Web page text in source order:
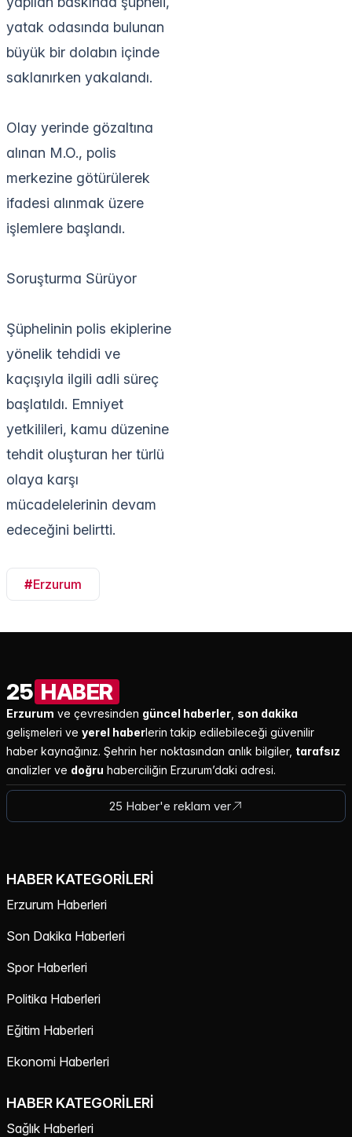
yatak odasında bulunan
büyük bir dolabın içinde
saklanırken yakalandı.
Olay yerinde gözaltına
alınan M.O., polis
merkezine götürülerek
ifadesi alınmak üzere
işlemlere başlandı.
Soruşturma Sürüyor
Şüphelinin polis ekiplerine
yönelik tehdidi ve
kaçışıyla ilgili adli süreç
başlatıldı. Emniyet
yetkilileri, kamu düzenine
tehdit oluşturan her türlü
olaya karşı
mücadelelerinin devam
edeceğini belirtti.
#Erzurum
25 HABER
Erzurum ve çevresinden güncel haberler son dakika
gelişmeleri ve yerel haberlerin takip edilebileceği güvenilir
haber kaynağınız. Şehrin her noktasından anlık bilgiler, tarafsız
analizler ve doğru haberciliğin Erzurum’daki adresi.
25 Haber'e reklam ver
HABER KATEGORILERI
Erzurum Haberleri
Son Dakika Haberleri
Spor Haberleri
Politika Haberleri
Eğitim Haberleri
Ekonomi Haberleri
HABER KATEGORILERI
Sağlık Haberleri